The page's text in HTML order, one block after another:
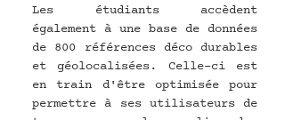
Les étudiants accèdent
également à une base de données
de 800 références déco durables
et géolocalisées. Celle-ci est
en train d'être optimisée pour
permettre à ses utilisateurs de